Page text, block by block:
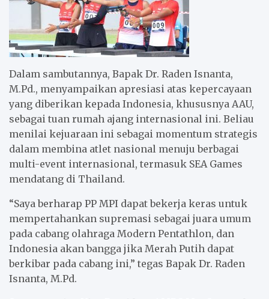
Dalam sambutannya, Bapak Dr. Raden Isnanta,
M.Pd., menyampaikan apresiasi atas kepercayaan
yang diberikan kepada Indonesia, khususnya AAU,
sebagai tuan rumah ajang internasional ini. Beliau
menilai kejuaraan ini sebagai momentum strategis
dalam membina atlet nasional menuju berbagai
multi-event internasional, termasuk SEA Games
mendatang di Thailand.
“Saya berharap PP MPI dapat bekerja keras untuk
mempertahankan supremasi sebagai juara umum
pada cabang olahraga Modern Pentathlon, dan
Indonesia akan bangga jika Merah Putih dapat
berkibar pada cabang ini,” tegas Bapak Dr. Raden
Isnanta, M.Pd.